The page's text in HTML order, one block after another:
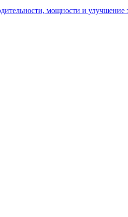
мощности и